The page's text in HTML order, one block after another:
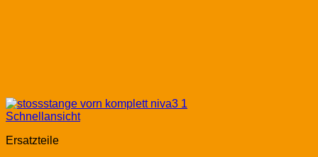
Schnellansicht
Ersatzteile